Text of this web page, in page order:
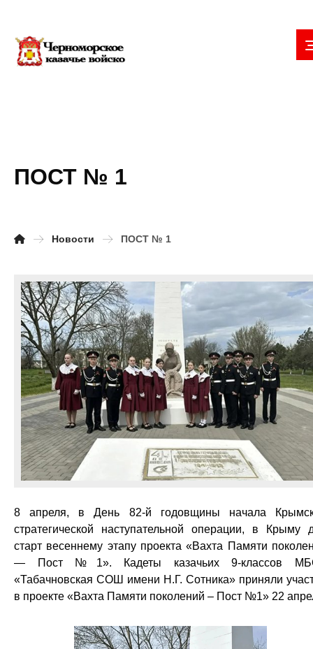
ПОСТ № 1
Новости ПОСТ № 1
8 апреля, в День 82-й годовщины начала
стратегической наступательной операции, в Крыму
старт весеннему этапу проекта «Вахта Памяти
— Пост №1». Кадеты казачьих 9-классов
«Табачновская СОШ имени Н.Г. Сотника» приняли
в проекте «Вахта Памяти поколений – Пост №1» 22